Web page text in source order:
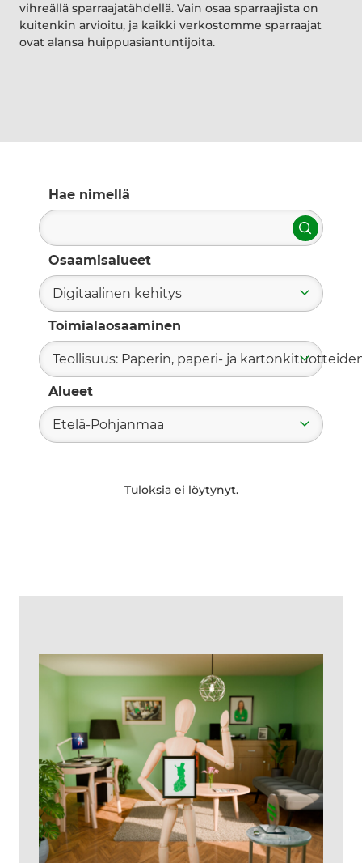
vihreällä sparraajatähdellä. Vain osaa sparraajista on
kuitenkin arvioitu, ja kaikki verkostomme sparraajat
ovat alansa huippuasiantuntijoita.
Hae nimellä
Hae
Osaamisalueet
Digitaalinen kehitys
Toimialaosaaminen
Teollisuus: Paperin, paperi- ja
Alueet
Etelä-Pohjanmaa
Tuloksia ei löytynyt.